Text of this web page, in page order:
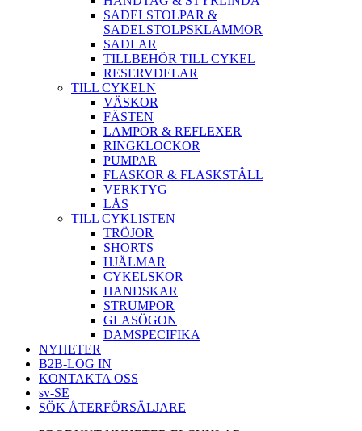
SADELSTOLPAR &
SADELSTOLPSKLAMMOR
SADLAR
TILLBEHÖR TILL CYKEL
RESERVDELAR
TILL CYKELN
VÄSKOR
FÄSTEN
LAMPOR & REFLEXER
RINGKLOCKOR
PUMPAR
FLASKOR & FLASKSTÂLL
VERKTYG
LÅS
TILL CYKLISTEN
TRÖJOR
SHORTS
HJÄLMAR
CYKELSKOR
HANDSKAR
STRUMPOR
GLASÖGON
DAMSPECIFIKA
NYHETER
B2B-LOG IN
KONTAKTA OSS
sv-SE
SÖK ÅTERFÖRSÄLJARE